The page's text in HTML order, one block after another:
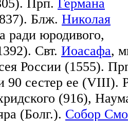
Прп. Германа
Блж. Николая
ради юродивого,
Свт. Иоасафа,
России (1555).
90 сестер ее (VIII).
(916),
(Болг.). Собор